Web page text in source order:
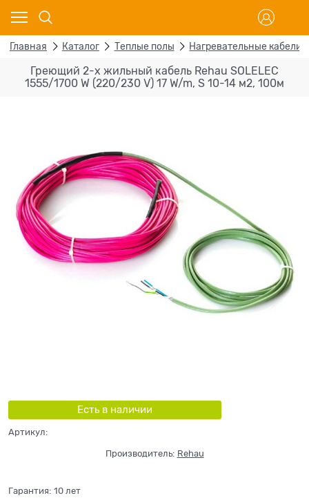
Главная Каталог Теплые полы Нагревательные кабели
Греющий 2-х жильный кабель Rehau SOLELEC
1555/1700 W (220/230 V) 17 W/m, S 10-14 м2, 100м
Есть в наличии
Артикул:
Производитель: Rehau
Гарантия: 10 лет